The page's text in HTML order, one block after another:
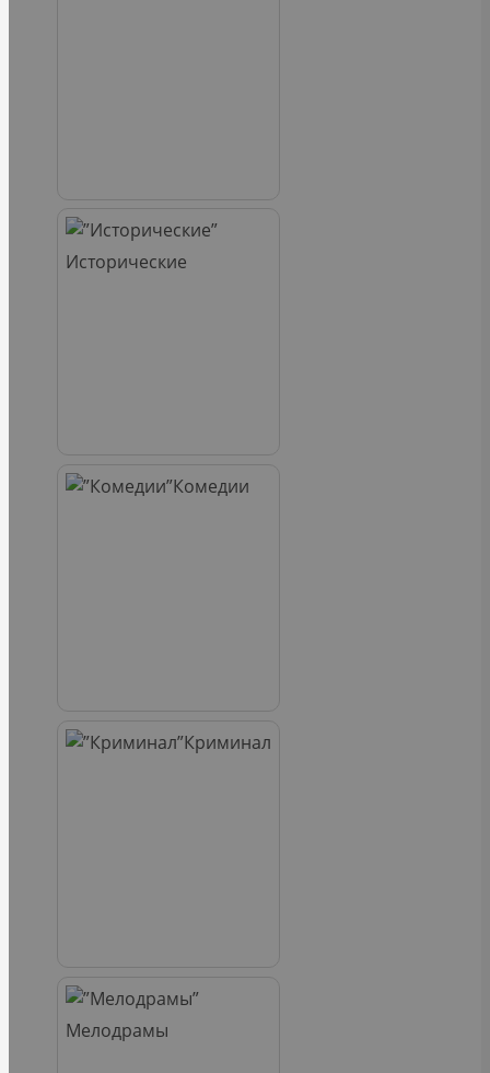
Исторические
Комедии
Криминал
Мелодрамы